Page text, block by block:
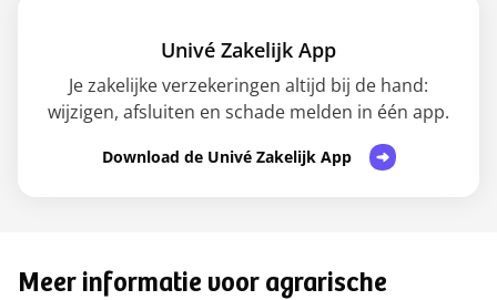
Univé Zakelijk App
Je zakelijke verzekeringen altijd bij de hand:
wijzigen, afsluiten en schade melden in één app.
Download de Univé Zakelijk App
Meer informatie voor agrarische